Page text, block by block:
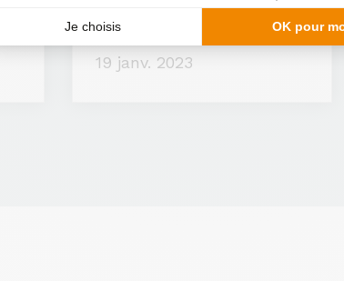
Cuisine équipée : Bora, la
fin de la hotte aspirante
19 janv. 2023